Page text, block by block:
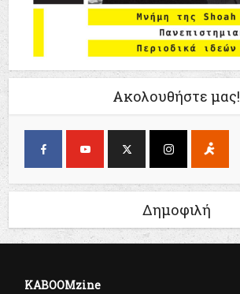
Ακολουθήστε μας!
Δημοφιλή
KABOOMzine